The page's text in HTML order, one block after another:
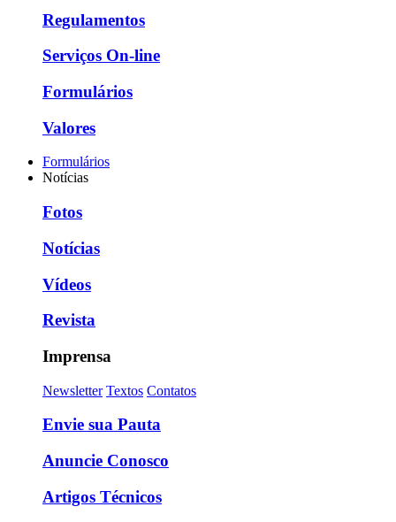
Regulamentos
Serviços On-line
Formulários
Valores
Formulários
Notícias
Fotos
Notícias
Vídeos
Revista
Imprensa
Newsletter Textos Contatos
Envie sua Pauta
Anuncie Conosco
Artigos Técnicos